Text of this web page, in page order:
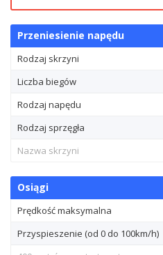
Przeniesienie napędu
Rodzaj skrzyni
Liczba biegów
Rodzaj napędu
Rodzaj sprzęgła
Nazwa skrzyni
Osiągi
Prędkość maksymalna
Przyspieszenie (od 0 do 100km/h)